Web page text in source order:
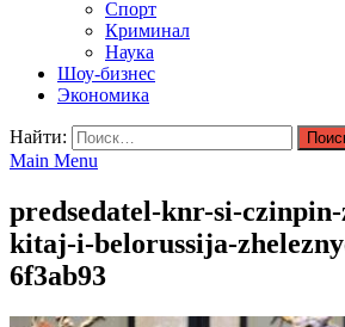
Спорт
Криминал
Наука
Шоу-бизнес
Экономика
Найти:
Main Menu
predsedatel-knr-si-
kitaj-i-belorussija-
6f3ab93